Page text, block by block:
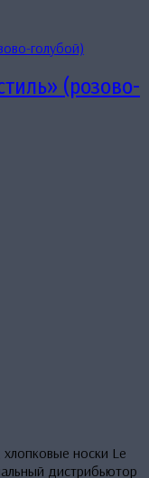
(розово-
носки Le
дистрибьютор